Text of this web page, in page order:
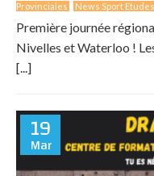
Provinciales
News Sport Etudes
Première journée
Nivelles et Waterloo !
[...]
19
Mar